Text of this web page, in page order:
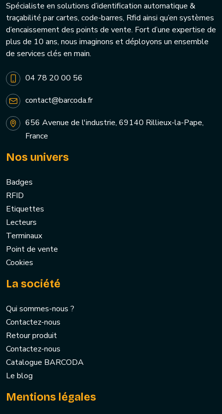
Spécialiste en solutions d’identification automatique &
traçabilité par cartes, code-barres, Rfid ainsi qu’en systèmes
d’encaissement des points de vente. Fort d’une expertise de
plus de 10 ans, nous imaginons et déployons un ensemble
de services clés en main.
04 78 20 00 56
contact@barcoda.fr
656 Avenue de l'industrie, 69140 Rillieux-la-Pape,
France
Nos univers
Badges
RFID
Etiquettes
Lecteurs
Terminaux
Point de vente
Cookies
La société
Qui sommes-nous ?
Contactez-nous
Retour produit
Contactez-nous
Catalogue BARCODA
Le blog
Mentions légales